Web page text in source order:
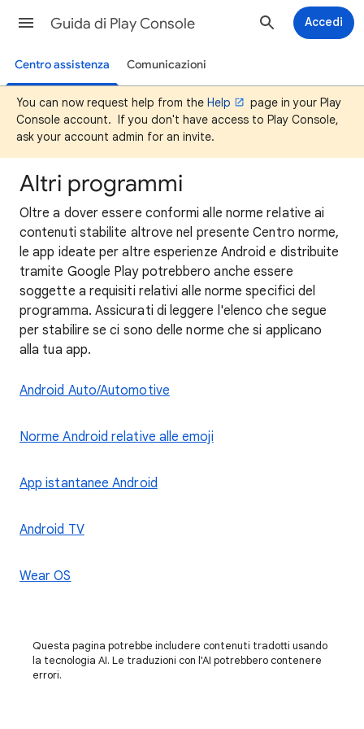
Guida di Play Console Accedi
Centro assistenza Comunicazioni
You can now request help from the Help
page in your Play
Console account. If you don't have access to Play Console,
ask your account admin for an invite.
Altri programmi
Oltre a dover essere conformi alle norme relative ai
contenuti stabilite altrove nel presente Centro norme,
le app ideate per altre esperienze Android e distribuite
tramite Google Play potrebbero anche essere
soggette a requisiti relativi alle norme specifici del
programma. Assicurati di leggere l'elenco che segue
per stabilire se ci sono delle norme che si applicano
alla tua app.
Android Auto/Automotive
Norme Android relative alle emoji
App istantanee Android
Android TV
Wear OS
Questa pagina potrebbe includere contenuti tradotti usando
la tecnologia AI. Le traduzioni con l'AI potrebbero contenere
errori.